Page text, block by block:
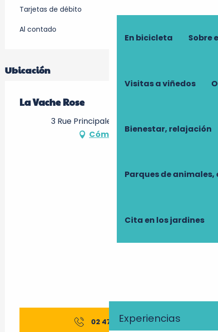
En bicicleta Sobre
Visitas a viñedos
Bienestar, relajación
Parques de
Cita en los jardines
Experiencias
Tarjetas de débito
Al contado
Ubicación
La Vache Rose
3 Rue Principale, 37230 Pernay
Cómo llegar
02 47 86 07▒▒